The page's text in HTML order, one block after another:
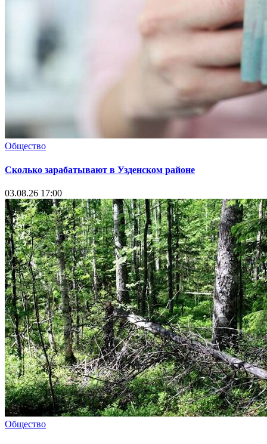
Общество
Сколько зарабатывают в Узденском районе
03.08.26 17:00
Общество